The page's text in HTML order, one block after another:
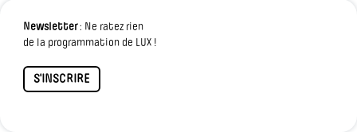
Newsletter: Ne ratez rien
de la programmation de LUX !
S'INSCRIRE